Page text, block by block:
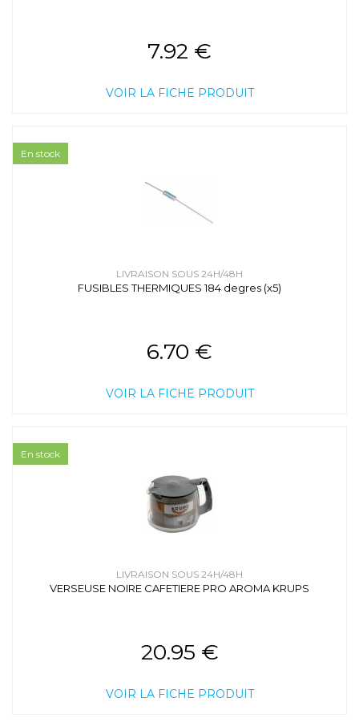
7.92 €
VOIR LA FICHE PRODUIT
LIVRAISON SOUS 24H/48H
FUSIBLES THERMIQUES 184 degres (x5)
6.70 €
VOIR LA FICHE PRODUIT
En stock
LIVRAISON SOUS 24H/48H
VERSEUSE NOIRE CAFETIERE PRO AROMA KRUPS
20.95 €
VOIR LA FICHE PRODUIT
En stock